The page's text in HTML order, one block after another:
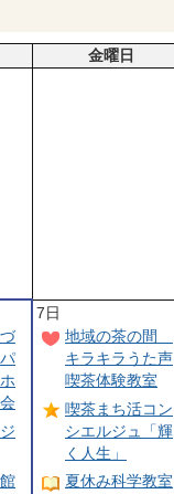
金曜日
7日
地域の茶の間
キラキラうた声
喫茶体験教室
喫茶まち活コン
シエルジュ「輝
く人生」
夏休み科学教室